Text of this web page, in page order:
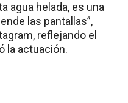
agua helada, es una
las pantallas”,
reflejando el
la actuación.